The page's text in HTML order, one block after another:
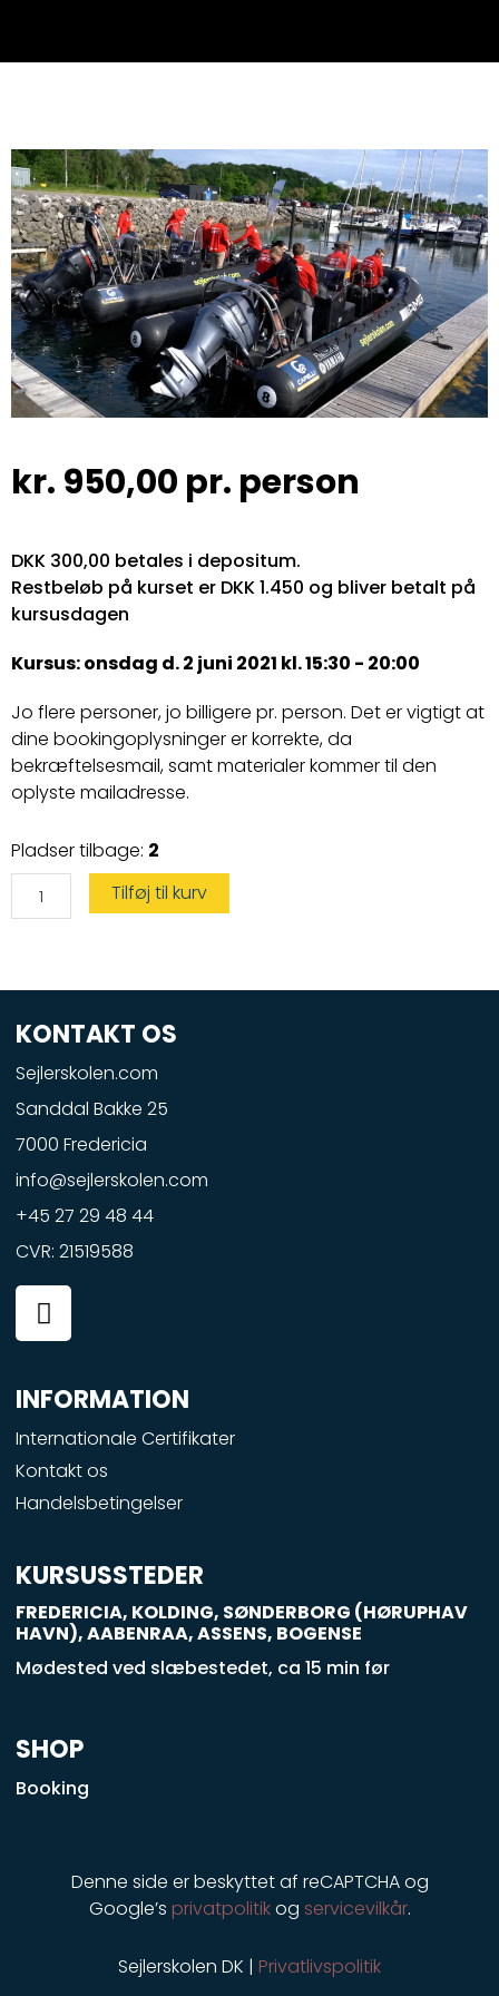
kr. 950,00 pr. person
DKK 300,00 betales i depositum.
Restbeløb på kurset er DKK 1.450 og bliver betalt på
kursusdagen
Kursus: onsdag d. 2 juni 2021 kl. 15:30 - 20:00
Jo flere personer, jo billigere pr. person. Det er vigtigt at
dine bookingoplysninger er korrekte, da
bekræftelsesmail, samt materialer kommer til den
oplyste mailadresse.
Pladser tilbage: 2
Speedbådskørekort
antal
Tilføj til kurv
KONTAKT OS
Sejlerskolen.com
Sanddal Bakke 25
7000 Fredericia
info@sejlerskolen.com
+45 27 29 48 44
CVR: 21519588
F
a
c
e
b
o
o
k
-
q
u
a
r
INFORMATION
Internationale Certifikater
Kontakt os
Handelsbetingelser
KURSUSSTEDER
FREDERICIA, KOLDING, SØNDERBORG (HØRUPHAV
HAVN), AABENRAA, ASSENS, BOGENSE
Mødested ved slæbestedet, ca 15 min før
SHOP
Booking
Denne side er beskyttet af reCAPTCHA og
Google’s privatpolitikog servicevilkår.
Sejlerskolen DK | Privatlivspolitik